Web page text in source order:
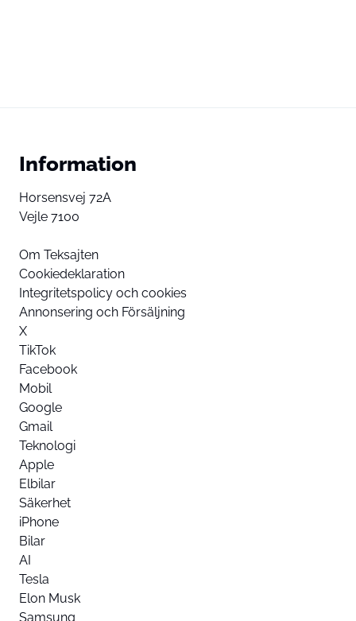
Information
Horsensvej 72A
Vejle 7100
Om Teksajten
Cookiedeklaration
Integritetspolicy och cookies
Annonsering och Försäljning
X
TikTok
Facebook
Mobil
Google
Gmail
Teknologi
Apple
Elbilar
Säkerhet
iPhone
Bilar
AI
Tesla
Elon Musk
Samsung